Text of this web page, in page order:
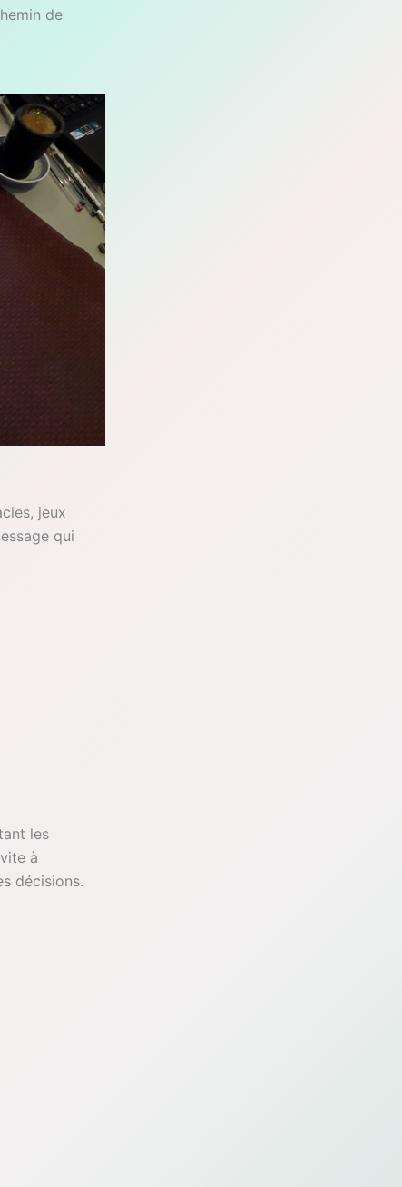
de
jeux
qui
les
à
décisions.